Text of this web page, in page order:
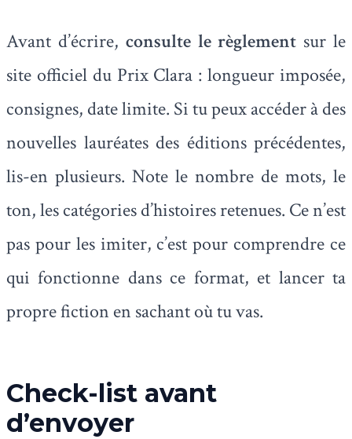
Avant d’écrire, consulte le règlement sur le
site officiel du Prix Clara : longueur imposée,
consignes, date limite. Si tu peux accéder à des
nouvelles lauréates des éditions précédentes,
lis-en plusieurs. Note le nombre de mots, le
ton, les catégories d’histoires retenues. Ce n’est
pas pour les imiter, c’est pour comprendre ce
qui fonctionne dans ce format, et lancer ta
propre fiction en sachant où tu vas.
Check-list avant
d’envoyer